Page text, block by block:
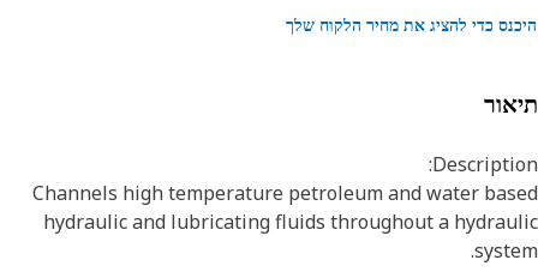
כדי להציג את מחיר הלקוח שלך
Channels high temperature petroleum and water
hydraulic and lubricating fluids throughout a